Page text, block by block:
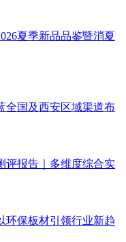
夏季新品品鉴暨消夏
全国及西安区域渠道布
评报告｜多维度综合实
环保板材引领行业新趋